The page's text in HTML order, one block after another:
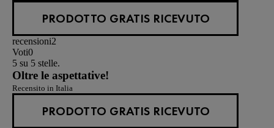
PRODOTTO GRATIS RICEVUTO
recensioni2
Voti0
5 su 5 stelle.
Oltre le aspettative!
Recensito in Italia
PRODOTTO GRATIS RICEVUTO